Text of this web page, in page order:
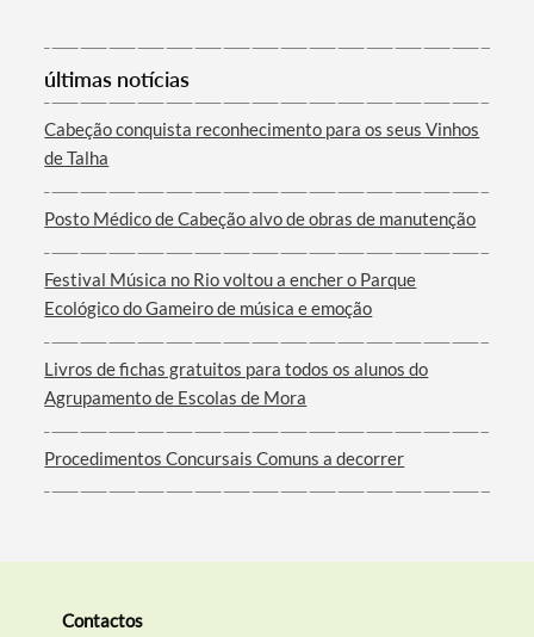
Categorias gerais
Filtros
últimas notícias
Cabeção conquista reconhecimento para os seus Vinhos
de Talha
Posto Médico de Cabeção alvo de obras de manutenção
Festival Música no Rio voltou a encher o Parque
Ecológico do Gameiro de música e emoção
Livros de fichas gratuitos para todos os alunos do
Agrupamento de Escolas de Mora
Procedimentos Concursais Comuns a decorrer
Contactos